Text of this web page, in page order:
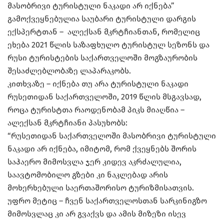
მასობრივი ტურისტული ნაკადი არ იქნება”
გამოქვეყნებულია საუბარი ტურისტული დარგის
ექსპერტთან – ალექსან მკრტჩიანთან, რომელიც
ეხება 2021 წლის საზაფხულო ტურისტულ სეზონს და
რუსი ტურისტების საქართველოში მოგზაურობის
შესაძლებლობაზე ლაპარაკობს.
კითხვაზე – იქნება თუ არა ტურისტული ნაკადი
რუსეთიდან საქართველოში, 2019 წლის მსგავსად,
როცა ტურისტთა რაოდენობამ პიკს მიაღწია –
ალექსან მკრტჩიანი პასუხობს:
“რუსეთიდან საქართველოში მასობრივი ტურისტული
ნაკადი არ იქნება, იმიტომ, რომ ქვეყნებს შორის
საჰაერო მიმოსვლა ჯერ კიდევ აკრძალულია,
საავტომობილო გზები კი ნაკლებად არის
მოხერხებული საერთაშორისო ტურიზმისათვის.
უფრო მეტიც – ჩვენ საქართველოსთან სარკინიგზო
მიმოსვლაც კი არ გვაქვს და ამის მიზეზი ისევ